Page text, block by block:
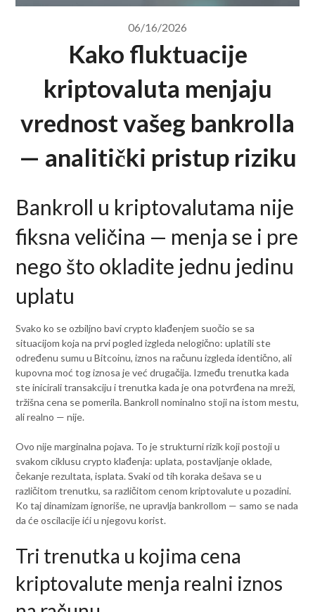
06/16/2026
Kako fluktuacije
kriptovaluta menjaju
vrednost vašeg bankrolla
— analitički pristup riziku
Bankroll u kriptovalutama nije
fiksna veličina — menja se i pre
nego što okladite jednu jedinu
uplatu
Svako ko se ozbiljno bavi crypto klađenjem suočio se sa
situacijom koja na prvi pogled izgleda nelogično: uplatili ste
određenu sumu u Bitcoinu, iznos na računu izgleda identično, ali
kupovna moć tog iznosa je već drugačija. Između trenutka kada
ste inicirali transakciju i trenutka kada je ona potvrđena na mreži,
tržišna cena se pomerila. Bankroll nominalno stoji na istom mestu,
ali realno — nije.
Ovo nije marginalna pojava. To je strukturni rizik koji postoji u
svakom ciklusu crypto klađenja: uplata, postavljanje oklade,
čekanje rezultata, isplata. Svaki od tih koraka dešava se u
različitom trenutku, sa različitom cenom kriptovalute u pozadini.
Ko taj dinamizam ignoriše, ne upravlja bankrollom — samo se nada
da će oscilacije ići u njegovu korist.
Tri trenutka u kojima cena
kriptovalute menja realni iznos